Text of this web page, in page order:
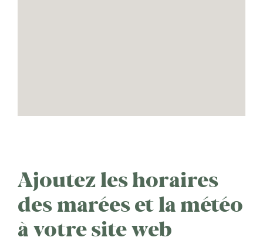
Ajoutez les horaires
des marées et la météo
à votre site web